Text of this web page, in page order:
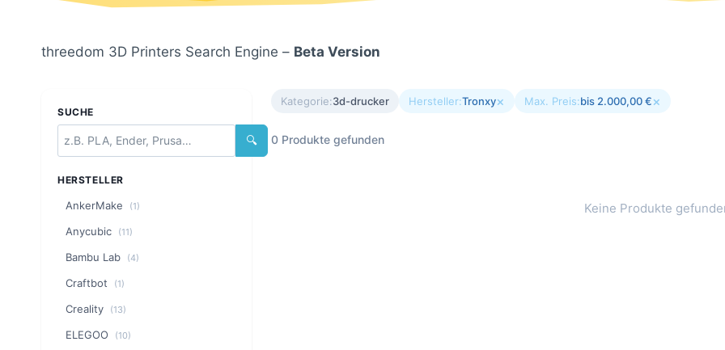
threedom 3D Printers Search Engine – Beta Version
SUCHE
🔍
HERSTELLER
AnkerMake (1)
Anycubic (11)
Bambu Lab (4)
Craftbot (1)
Creality (13)
ELEGOO (10)
Kategorie:3d-drucker Hersteller:Tronxy× Max. Preis:bis 2.000,00 €×
0 Produkte gefunden
Keine Produkte